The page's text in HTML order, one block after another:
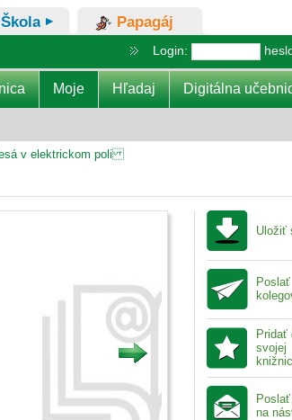
Škola Papagáj
Login:
Moje Hľadaj Digitálna
v elektrickom poli
Uložiť
Poslať
Pridať
svojej
na